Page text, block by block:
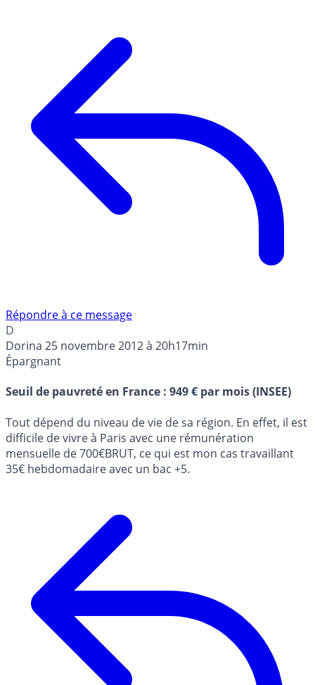
Répondre à ce message
D
Dorina 25 novembre 2012 à 20h17min
Épargnant
Seuil de pauvreté en France : 949 € par mois (INSEE)
Tout dépend du niveau de vie de sa région. En effet, il est
difficile de vivre à Paris avec une rémunération
mensuelle de 700€BRUT, ce qui est mon cas travaillant
35€ hebdomadaire avec un bac +5.